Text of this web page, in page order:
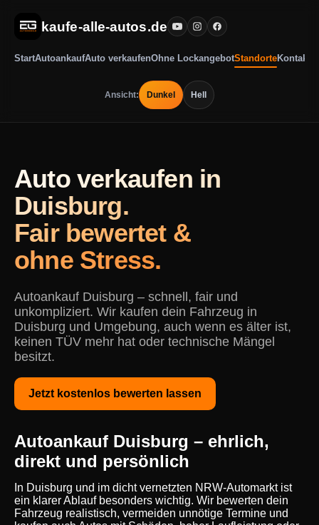
kaufe-alle-autos.de
StartAutoankaufAuto verkaufenOhne LockangebotStandorteKontakt
Ansicht: Dunkel Hell
Auto verkaufen in
Duisburg.
Fair bewertet &
ohne Stress.
Autoankauf Duisburg – schnell, fair und
unkompliziert. Wir kaufen dein Fahrzeug in
Duisburg und Umgebung, auch wenn es älter ist,
keinen TÜV mehr hat oder technische Mängel
besitzt.
Jetzt kostenlos bewerten lassen
Autoankauf Duisburg – ehrlich,
direkt und persönlich
In Duisburg und im dicht vernetzten NRW-Automarkt ist
ein klarer Ablauf besonders wichtig. Wir bewerten dein
Fahrzeug realistisch, vermeiden unnötige Termine und